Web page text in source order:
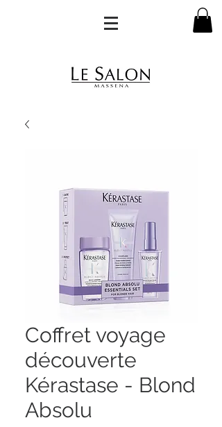
Coffret voyage
découverte
Kérastase - Blond
Absolu